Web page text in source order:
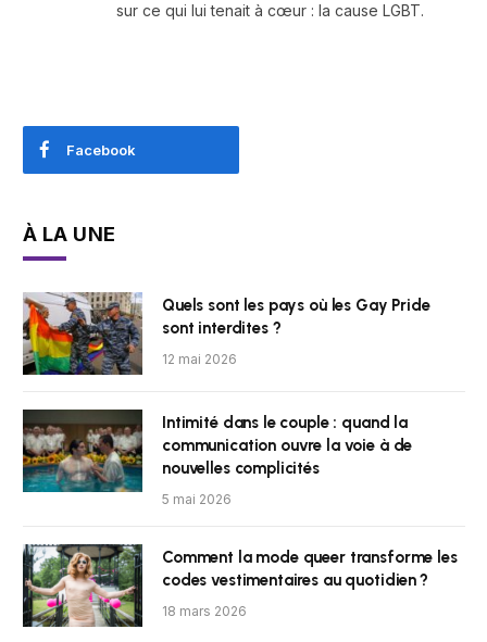
sur ce qui lui tenait à cœur : la cause LGBT.
Facebook
À LA UNE
Quels sont les pays où les Gay Pride
sont interdites ?
12 mai 2026
Intimité dans le couple : quand la
communication ouvre la voie à de
nouvelles complicités
5 mai 2026
Comment la mode queer transforme les
codes vestimentaires au quotidien ?
18 mars 2026